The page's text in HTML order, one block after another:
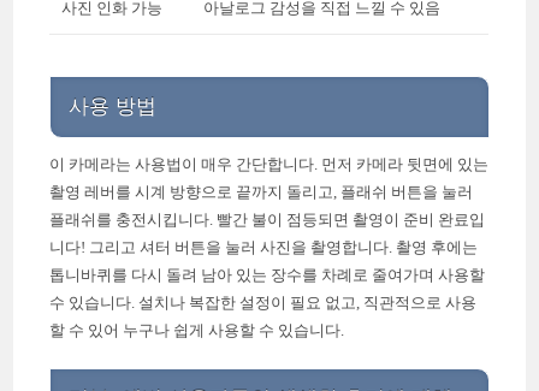
사진 인화 가능 아날로그 감성을 직접 느낄 수 있음
사용 방법
이 카메라는 사용법이 매우 간단합니다. 먼저 카메라 뒷면에 있는
촬영 레버를 시계 방향으로 끝까지 돌리고, 플래쉬 버튼을 눌러
플래쉬를 충전시킵니다. 빨간 불이 점등되면 촬영이 준비 완료입
니다! 그리고 셔터 버튼을 눌러 사진을 촬영합니다. 촬영 후에는
톱니바퀴를 다시 돌려 남아 있는 장수를 차례로 줄여가며 사용할
수 있습니다. 설치나 복잡한 설정이 필요 없고, 직관적으로 사용
할 수 있어 누구나 쉽게 사용할 수 있습니다.